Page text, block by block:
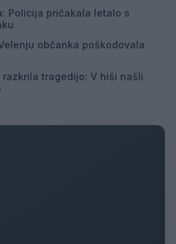
Policija pričakala letalo s
občanka poškodovala
tragedijo: V hiši našli